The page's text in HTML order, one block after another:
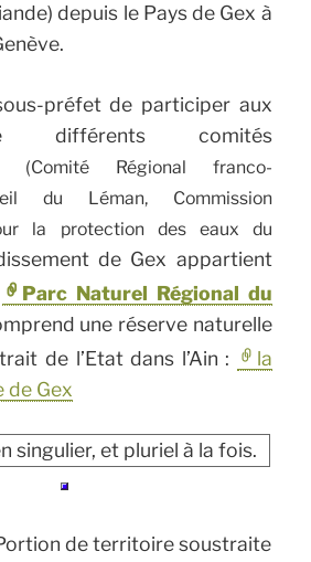
depuis le Pays de Gex à
préfet de participer aux
différents comités
(Comité Régional franco-
du Léman, Commission
la protection des eaux du
de Gex appartient
Parc Naturel Régional du
une réserve naturelle
de l’Etat dans l’Ain :
la
Gex
singulier, et pluriel à la fois.
de territoire soustraite